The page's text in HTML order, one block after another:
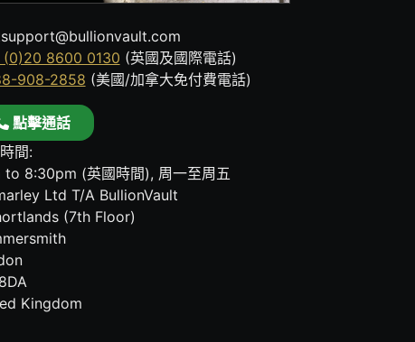
8600 0130 (英國及國際電話)
908-2858 (美國/加拿大免付費電話)
點擊通話
間:
to 8:30pm (英國時間), 周一至周五
Ltd T/A BullionVault
(7th Floor)
Kingdom